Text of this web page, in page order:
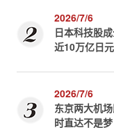
2026/7/6
日本科技股
近10万亿日元
2026/7/6
东京两大机
时直达不是梦